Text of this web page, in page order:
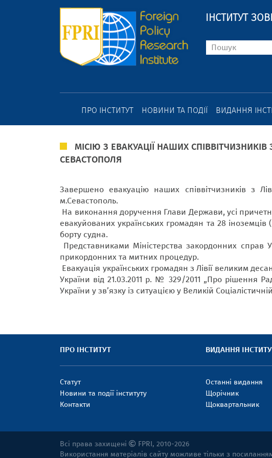
ІНСТИТУТ
ПРО ІНСТИТУТ НОВИНИ ТА ПОДІЇ ВИДАННЯ
МІСІЮ З ЕВАКУАЦІЇ НАШИХ
СЕВАСТОПОЛЯ
Завершено евакуацію наших співвітчизників з
м.Севастополь.
На виконання доручення Глави Держави, усі
евакуйованих українських громадян та 28
борту судна.
Представниками Міністерства закордонних
прикордонних та митних процедур.
Евакуація українських громадян з Лівії великим
України від 21.03.2011 р. № 329/2011 „Про рішення
України у зв’язку із ситуацією у Великій
ПРО ІНСТИТУТ ВИДАННЯ
Статут
Новини та події інституту
Контакти
Останні видання
Щорічник
Щоквартальник
Всі права захищені
FPRI, 2010-2026
Використання матеріалів сайту можливе тільки з